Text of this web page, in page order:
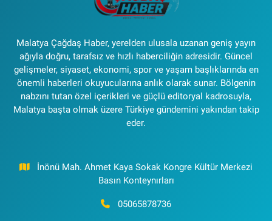
Malatya Çağdaş Haber, yerelden ulusala uzanan geniş yayın
ağıyla doğru, tarafsız ve hızlı haberciliğin adresidir. Güncel
gelişmeler, siyaset, ekonomi, spor ve yaşam başlıklarında en
önemli haberleri okuyucularına anlık olarak sunar. Bölgenin
nabzını tutan özel içerikleri ve güçlü editoryal kadrosuyla,
Malatya başta olmak üzere Türkiye gündemini yakından takip
eder.
İnönü Mah. Ahmet Kaya Sokak Kongre Kültür Merkezi
Basın Konteynırları
05065878736